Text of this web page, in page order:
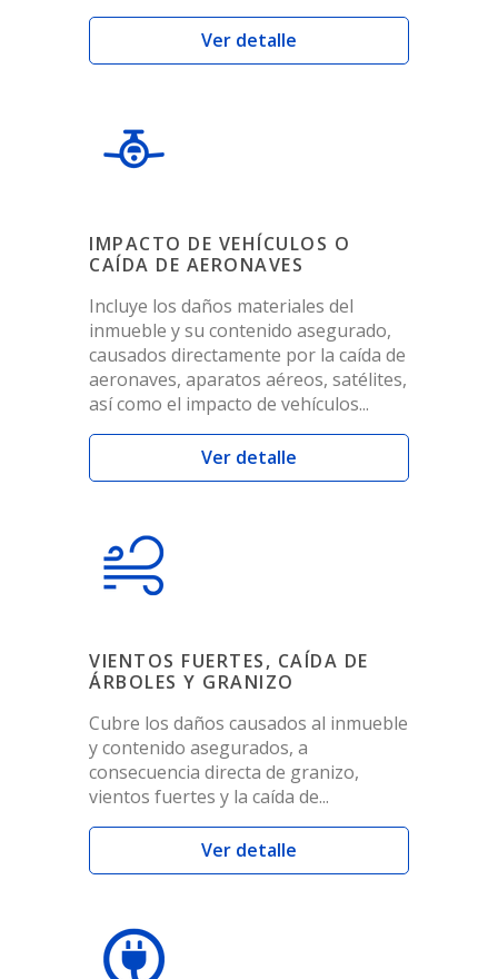
Ver detalle
IMPACTO DE VEHÍCULOS O
CAÍDA DE AERONAVES
Incluye los daños materiales del
inmueble y su contenido asegurado,
causados directamente por la caída de
aeronaves, aparatos aéreos, satélites,
así como el impacto de vehículos...
Ver detalle
VIENTOS FUERTES, CAÍDA DE
ÁRBOLES Y GRANIZO
Cubre los daños causados al inmueble
y contenido asegurados, a
consecuencia directa de granizo,
vientos fuertes y la caída de...
Ver detalle